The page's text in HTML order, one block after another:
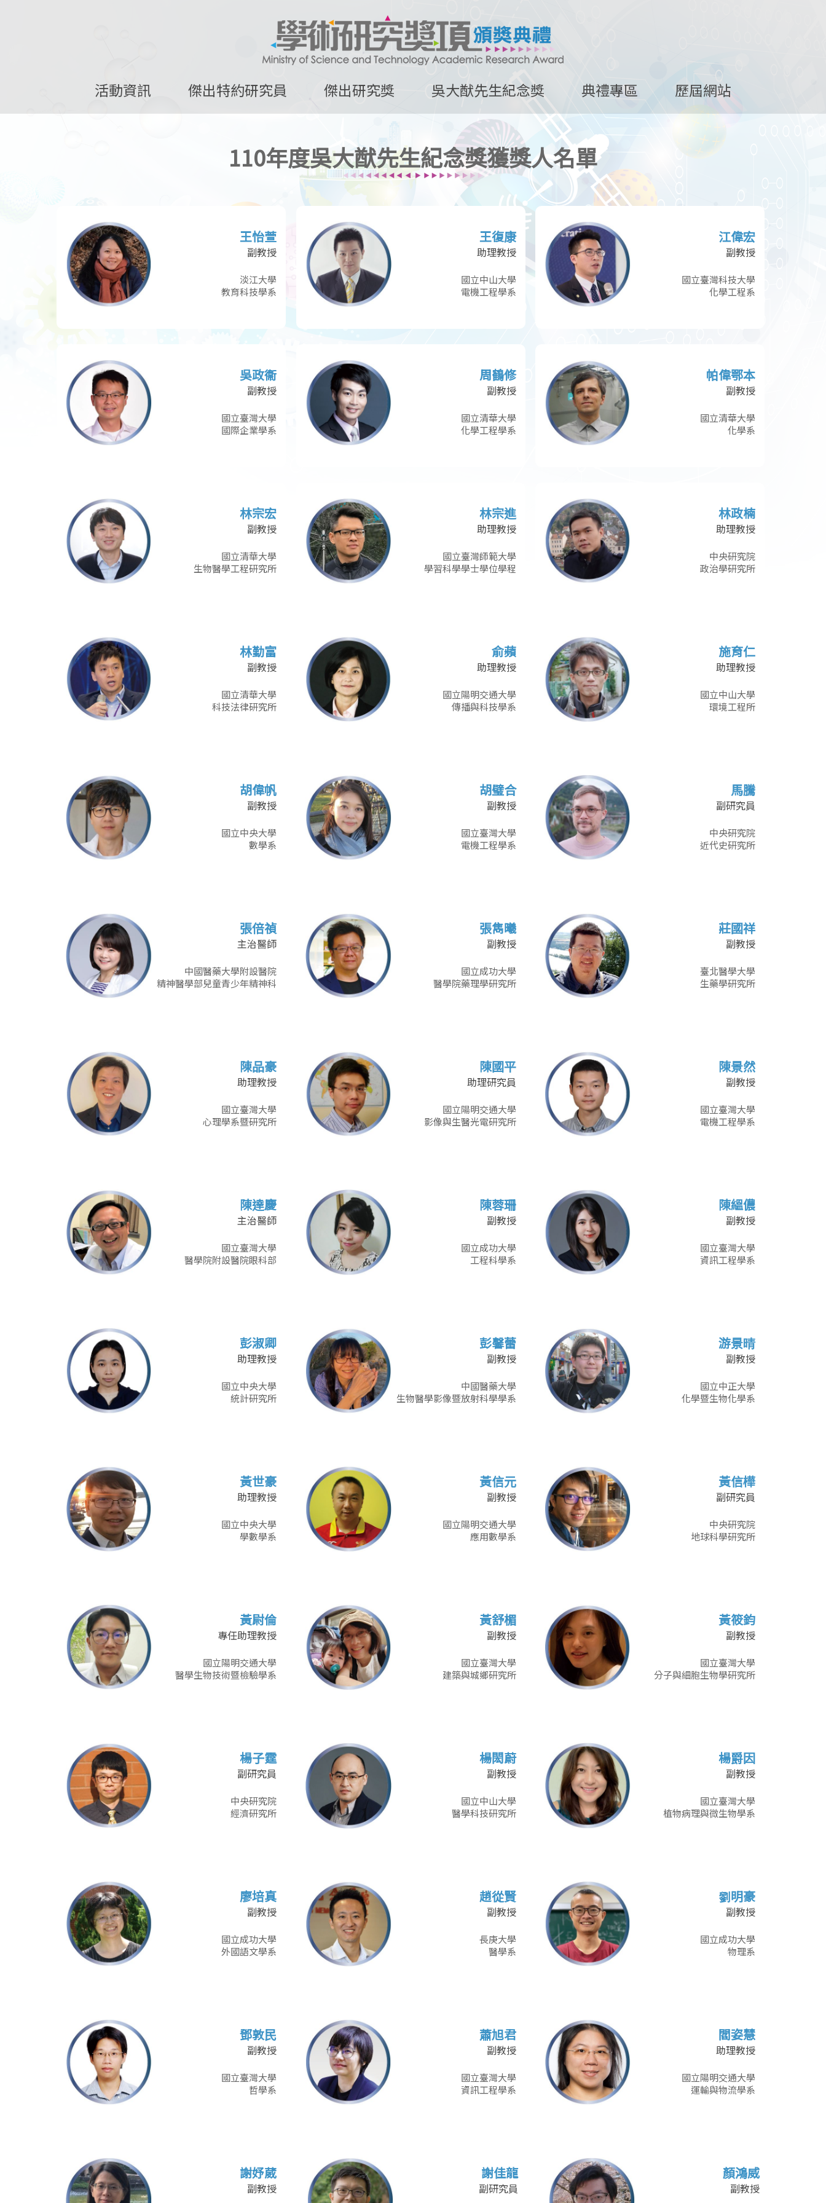
活動資訊 傑出特約研究員 傑出研究獎 吳大猷先生紀念獎 典禮專區 歷屆網站
110年度吳大猷先生紀念獎獲獎人名單
王怡萱
副教授
淡江大學
教育科技學系
王復康
助理教授
國立中山大學
電機工程學系
江偉宏
副教授
國立臺灣科技大學
化學工程系
吳政衞
副教授
國立臺灣大學
國際企業學系
周鶴修
副教授
國立清華大學
化學工程學系
帕偉鄂本
副教授
國立清華大學
化學系
林宗宏
副教授
國立清華大學
生物醫學工程研究所
林宗進
助理教授
國立臺灣師範大學
學習科學學士學位學程
林政楠
助理教授
中央研究院
政治學研究所
林勤富
副教授
國立清華大學
科技法律研究所
俞蘋
助理教授
國立陽明交通大學
傳播與科技學系
施育仁
助理教授
國立中山大學
環境工程所
胡偉帆
副教授
國立中央大學
數學系
胡璧合
副教授
國立臺灣大學
電機工程學系
馬騰
副研究員
中央研究院
近代史研究所
張倍禎
主治醫師
中國醫藥大學附設醫院
精神醫學部兒童青少年精神科
張雋曦
副教授
國立成功大學
醫學院藥理學研究所
莊國祥
副教授
臺北醫學大學
生藥學研究所
陳品豪
助理教授
國立臺灣大學
心理學系暨研究所
陳國平
助理研究員
國立陽明交通大學
影像與生醫光電研究所
陳景然
副教授
國立臺灣大學
電機工程學系
陳達慶
主治醫師
國立臺灣大學
醫學院附設醫院眼科部
陳蓉珊
副教授
國立成功大學
工程科學系
陳縕儂
副教授
國立臺灣大學
資訊工程學系
彭淑卿
助理教授
國立中央大學
統計研究所
彭馨蕾
副教授
中國醫藥大學
生物醫學影像暨放射科學學系
游景晴
副教授
國立中正大學
化學暨生物化學系
黃世豪
助理教授
國立中央大學
學數學系
黃信元
副教授
國立陽明交通大學
應用數學系
黃信樺
副研究員
中央研究院
地球科學研究所
黃尉倫
專任助理教授
國立陽明交通大學
醫學生物技術暨檢驗學系
黃舒楣
副教授
國立臺灣大學
建築與城鄉研究所
黃筱鈞
副教授
國立臺灣大學
分子與細胞生物學研究所
楊子霆
副研究員
中央研究院
經濟研究所
楊閎蔚
副教授
國立中山大學
醫學科技研究所
楊爵因
副教授
國立臺灣大學
植物病理與微生物學系
廖培真
副教授
國立成功大學
外國語文學系
趙從賢
副教授
長庚大學
醫學系
劉明豪
副教授
國立成功大學
物理系
鄧敦民
副教授
國立臺灣大學
哲學系
蕭旭君
副教授
國立臺灣大學
資訊工程學系
閻姿慧
助理教授
國立陽明交通大學
運輸與物流學系
謝妤葳
副教授
謝佳龍
副研究員
顏鴻威
副教授